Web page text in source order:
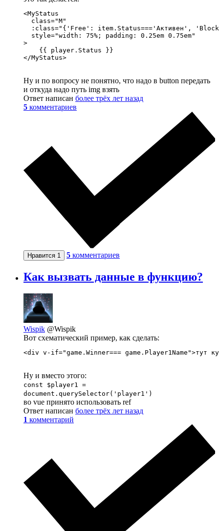
<MyStatus
  class="M"
:class="{'Free': item.Status==='Активен',
  style="width: 75%; padding: 0.25em 0.75em"
>
    {{ player.Status }}
</MyStatus>
Ну и по вопросу не понятно, что надо в button передать
и откуда надо путь img взять
Ответ написан более трёх лет назад
5 комментариев
Нравится 1 5 комментариев
Как вызвать данные в функцию?
Wispik @Wispik
Вот схематический пример, как сделать:
<div v-if="game.Winner=== game.Player1Name">тут
Ну и вместо этого:
const $player1 =
document.querySelector('player1')
во vue принято использовать ref
Ответ написан более трёх лет назад
1 комментарий